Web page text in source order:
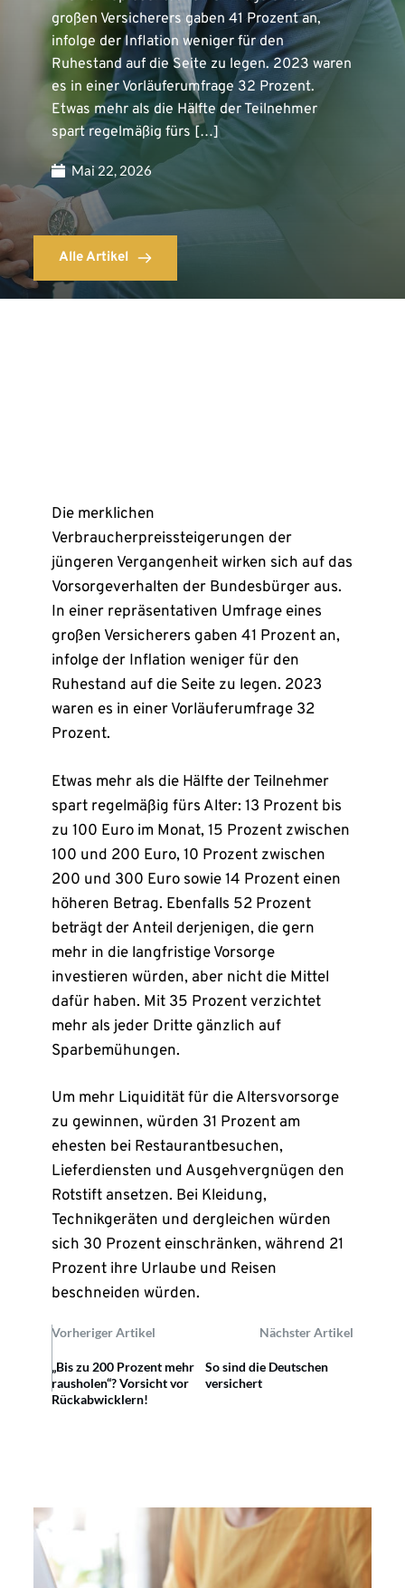
großen Versicherers gaben 41 Prozent an,
infolge der Inflation weniger für den
Ruhestand auf die Seite zu legen. 2023 waren
es in einer Vorläuferumfrage 32 Prozent.
Etwas mehr als die Hälfte der Teilnehmer
spart regelmäßig fürs […]
Mai 22, 2026
Alle Artikel
Die merklichen
Verbraucherpreissteigerungen der
jüngeren Vergangenheit wirken sich auf das
Vorsorgeverhalten der Bundesbürger aus.
In einer repräsentativen Umfrage eines
großen Versicherers gaben 41 Prozent an,
infolge der Inflation weniger für den
Ruhestand auf die Seite zu legen. 2023
waren es in einer Vorläuferumfrage 32
Prozent.
Etwas mehr als die Hälfte der Teilnehmer
spart regelmäßig fürs Alter: 13 Prozent bis
zu 100 Euro im Monat, 15 Prozent zwischen
100 und 200 Euro, 10 Prozent zwischen
200 und 300 Euro sowie 14 Prozent einen
höheren Betrag. Ebenfalls 52 Prozent
beträgt der Anteil derjenigen, die gern
mehr in die langfristige Vorsorge
investieren würden, aber nicht die Mittel
dafür haben. Mit 35 Prozent verzichtet
mehr als jeder Dritte gänzlich auf
Sparbemühungen.
Um mehr Liquidität für die Altersvorsorge
zu gewinnen, würden 31 Prozent am
ehesten bei Restaurantbesuchen,
Lieferdiensten und Ausgehvergnügen den
Rotstift ansetzen. Bei Kleidung,
Technikgeräten und dergleichen würden
sich 30 Prozent einschränken, während 21
Prozent ihre Urlaube und Reisen
beschneiden würden.
Vorheriger Artikel Nächster Artikel
„Bis zu 200 Prozent mehr
rausholen“? Vorsicht vor
Rückabwicklern!
So sind die Deutschen
versichert